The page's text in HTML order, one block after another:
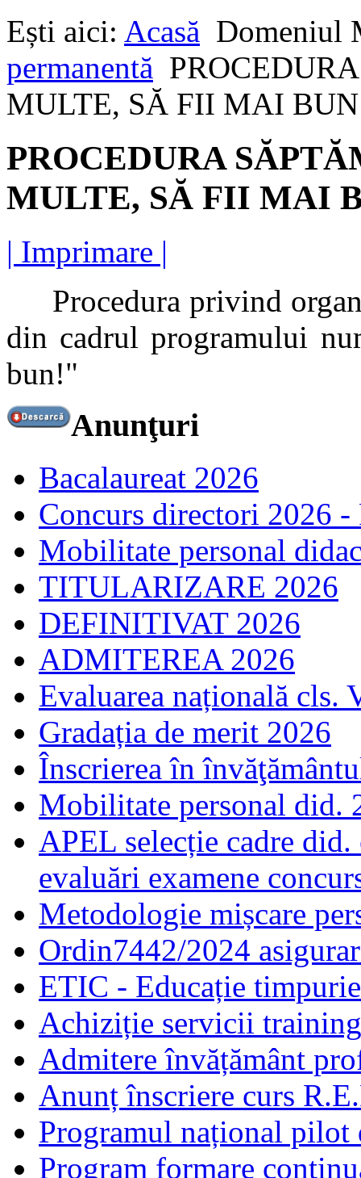
Ești aici: Acasă Domeniul
permanentă
MULTE, SĂ FII MAI
PROCEDURA
MULTE, SĂ FII MAI
| Imprimare |
Procedura privind
din cadrul programului
bun!"
Anunţuri
Bacalaureat 2026
Concurs directori 2026 -
Mobilitate personal
TITULARIZARE 2026
DEFINITIVAT 2026
ADMITEREA 2026
Evaluarea națională cls.
Gradația de merit 2026
Înscrierea în
Mobilitate personal did.
APEL selecție cadre
evaluări examene
Metodologie mișcare
Ordin7442/2024
ETIC - Educație
Achiziție servicii
Admitere învățământ
Anunț înscriere curs
Programul național pilot
Program formare